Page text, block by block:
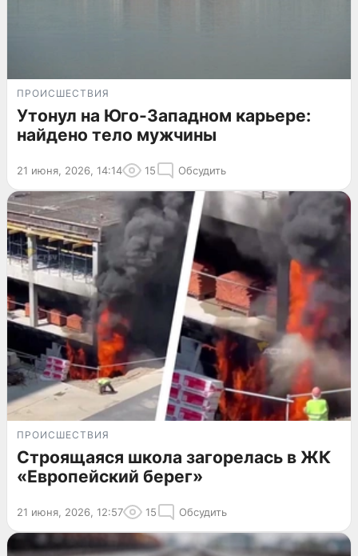
ПРОИСШЕСТВИЯ
Утонул на Юго-Западном карьере:
найдено тело мужчины
21 июня, 2026, 14:14 15 Обсудить
ПРОИСШЕСТВИЯ
Строящаяся школа загорелась в ЖК
«Европейский берег»
21 июня, 2026, 12:57 15 Обсудить